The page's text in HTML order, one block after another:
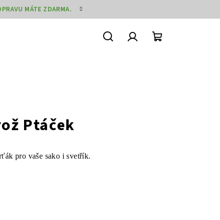
MÁTE ZDARMA.
Ptáček
pro vaše sako i svetřík.